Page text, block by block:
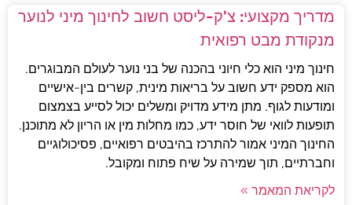
מדריך מקצועי: צ'ק-ליסט חשוב לחינוך מיני לנוער
מנקודת מבט רפואית
חינוך מיני הוא כלי חיוני בהכנה של בני נוער לעולם המבוגרים.
הוא מספק ידע חשוב על בריאות מינית, קשרים בין-אישיים
ומודעות לגוף. מתן מידע מדויק ומשלים יכול לסייע בצמצום
תופעות לוואי של חוסר ידע, כמו מחלות מין או הריון לא מתוכנן.
החינוך המיני אמור להתרכז בהיבטים רפואיים, פסיכולוגיים
וחברתיים, תוך שמירה על שיח פתוח ומקובל.
לקריאת המאמר »